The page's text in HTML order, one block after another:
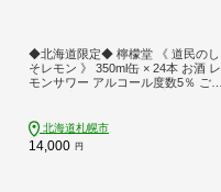
◆北海道限定◆ 檸檬堂 《 道民のし
そレモン 》 350ml缶 × 24本 お酒 レ
モンサワー アルコール度数5％ ご当
ト プレゼント 北海道 札幌市
北海道札幌市
14,000 円